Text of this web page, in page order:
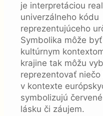
je interpretáciou
univerzálneho kódu
reprezentujúceho
Symbolika môže
kultúrnym
krajine tak môžu
reprezentovať niečo
v kontexte
symbolizujú
lásku či záujem.